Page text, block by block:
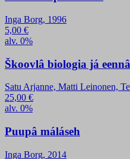
Inga Borg, 1996
5,00 €
alv. 0%
Škoovlâ biologia já
Satu Arjanne, Matti Leinonen,
25,00 €
alv. 0%
Puupâ máláseh
Inga Borg, 2014